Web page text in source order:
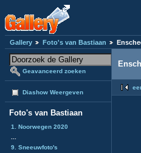
Gallery Foto's van Bastiaan
Geavanceerd zoeken
Diashow Weergeven
Foto's van Bastiaan
1. Noorwegen 2020
9. Sneeuwfoto's